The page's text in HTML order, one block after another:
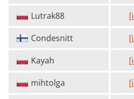
Lutrak88
Condesnitt
Kayah
mihtolga